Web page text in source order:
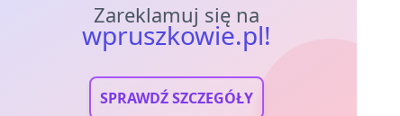
Zareklamuj się na
wpruszkowie.pl!
SPRAWDŹ SZCZEGÓŁY